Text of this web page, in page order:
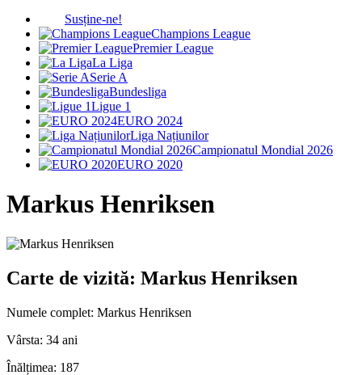
Susține-ne!
Champions League
Premier League
La Liga
Serie A
Bundesliga
Ligue 1
EURO 2024
Liga Națiunilor
Campionatul Mondial 2026
EURO 2020
Markus Henriksen
Carte de vizită: Markus Henriksen
Numele complet: Markus Henriksen
Vârsta: 34 ani
Înălțimea: 187